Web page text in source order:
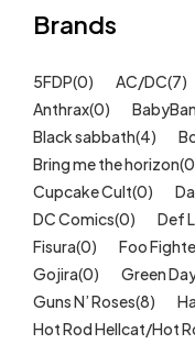
Tétines (11)
Kids (209)
Outlet (40)
Univers (422)
Brands
5FDP(0) AC/DC(7)
Anthrax(0)
Black sabbath(4)
Bring me the horizon
Cupcake Cult(0)
DC Comics(0) Def
Fisura(0) Foo
Gojira(0) Green
Guns N’ Roses(8)
Hot Rod Hellcat/Hot